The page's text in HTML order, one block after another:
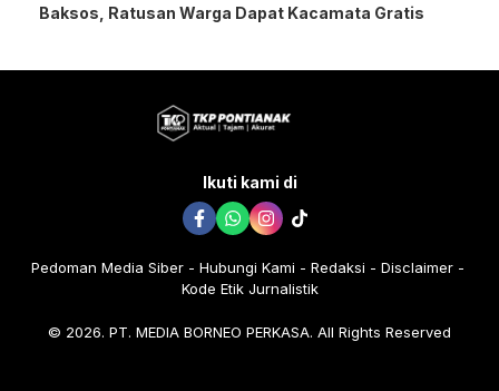
Baksos, Ratusan Warga Dapat Kacamata Gratis
Ikuti kami di
Pedoman Media Siber Hubungi Kami Redaksi
Disclaimer
Kode Etik Jurnalistik
© 2026. PT. MEDIA BORNEO PERKASA. All Rights Reserved